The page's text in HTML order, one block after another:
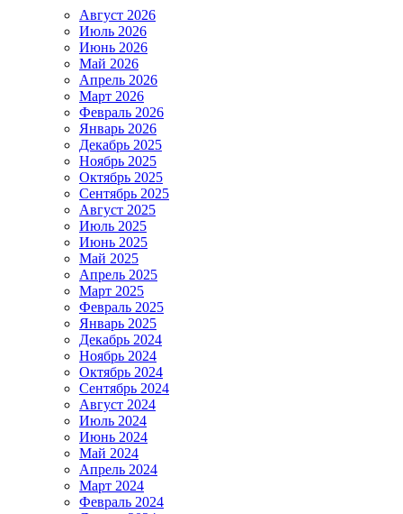
Август 2026
Июль 2026
Июнь 2026
Май 2026
Апрель 2026
Март 2026
Февраль 2026
Январь 2026
Декабрь 2025
Ноябрь 2025
Октябрь 2025
Сентябрь 2025
Август 2025
Июль 2025
Июнь 2025
Май 2025
Апрель 2025
Март 2025
Февраль 2025
Январь 2025
Декабрь 2024
Ноябрь 2024
Октябрь 2024
Сентябрь 2024
Август 2024
Июль 2024
Июнь 2024
Май 2024
Апрель 2024
Март 2024
Февраль 2024